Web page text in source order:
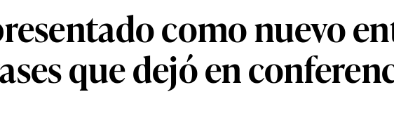
como nuevo
que dejó en